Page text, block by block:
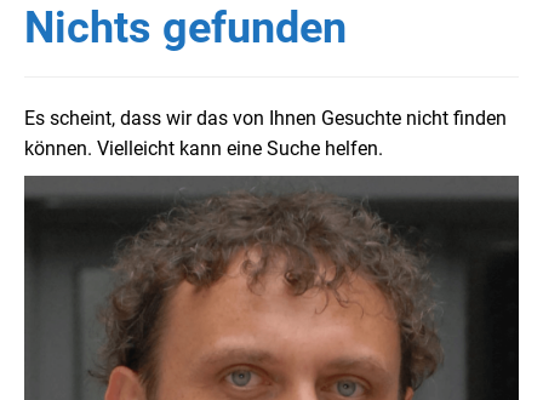
Nichts gefunden
Es scheint, dass wir das von Ihnen Gesuchte nicht finden
können. Vielleicht kann eine Suche helfen.